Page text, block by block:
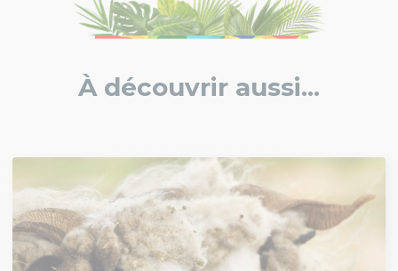
À découvrir aussi...